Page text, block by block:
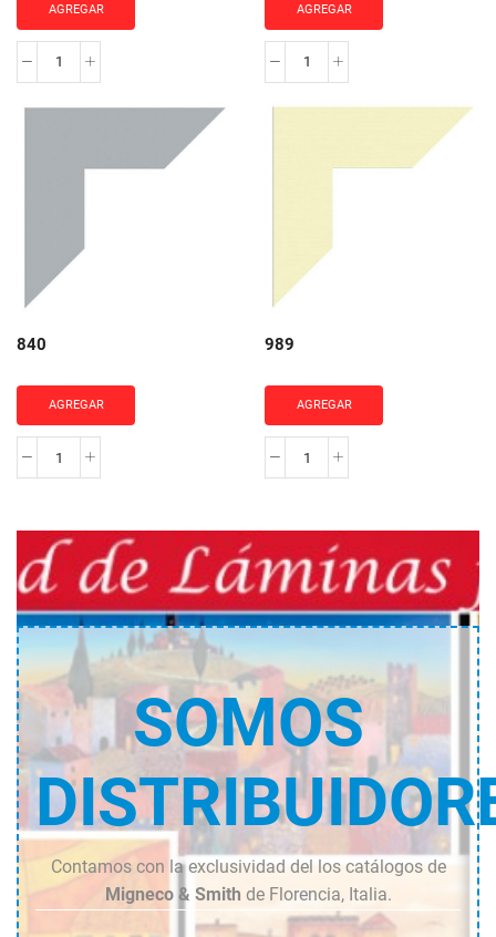
AGREGAR
871
AGREGAR
856
840
AGREGAR
840
989
AGREGAR
989
SOMOS
Contamos con la exclusividad del los catálogos de
Migneco & Smith de Florencia, Italia.